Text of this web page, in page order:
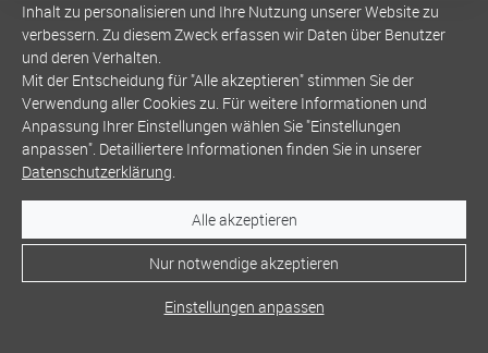
Inhalt zu personalisieren und Ihre Nutzung unserer Website zu
verbessern. Zu diesem Zweck erfassen wir Daten über Benutzer
und deren Verhalten.
Mit der Entscheidung für "Alle akzeptieren" stimmen Sie der
Verwendung aller Cookies zu. Für weitere Informationen und
Anpassung Ihrer Einstellungen wählen Sie "Einstellungen
anpassen". Detailliertere Informationen finden Sie in unserer
Datenschutzerklärung.
Alle akzeptieren
Nur notwendige akzeptieren
Einstellungen anpassen